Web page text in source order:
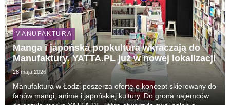
MANUFAKTURA
Manga i japońska popkultura wkraczają do
Manufaktury. YATTA.PL już w nowej lokalizacji
28 maja 2026
Manufaktura w Łodzi poszerza ofertę o koncept skierowany do
fanów mangi, anime i japońskiej kultury. Do grona najemców